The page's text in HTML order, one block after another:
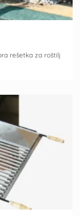
rešetka za roštilj